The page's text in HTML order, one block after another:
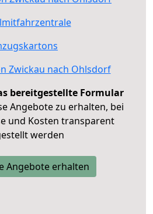
Zwickau nach Ohlsdorf
bereitgestellte Formular
Angebote zu erhalten, bei
und Kosten transparent
werden
Angebote erhalten